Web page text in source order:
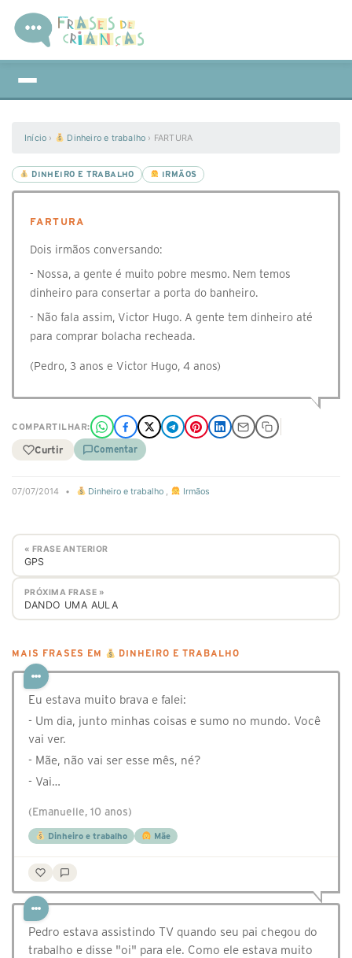
Início › Dinheiro e trabalho › FARTURA
DINHEIRO E TRABALHO IRMÃOS
FARTURA
Dois irmãos conversando:
- Nossa, a gente é muito pobre mesmo. Nem temos
dinheiro para consertar a porta do banheiro.
- Não fala assim, Victor Hugo. A gente tem dinheiro até
para comprar bolacha recheada.
(Pedro, 3 anos e Victor Hugo, 4 anos)
COMPARTILHAR:
Curtir Comentar
07/07/2014 • Dinheiro e trabalho , Irmãos
« FRASE ANTERIOR
GPS
PRÓXIMA FRASE »
DANDO UMA AULA
MAIS FRASES EM DINHEIRO E TRABALHO
Eu estava muito brava e falei:
- Um dia, junto minhas coisas e sumo no mundo. Você
vai ver.
- Mãe, não vai ser esse mês, né?
- Vai…
(Emanuelle, 10 anos)
Dinheiro e trabalho Mãe
Pedro estava assistindo TV quando seu pai chegou do
trabalho e disse "oi" para ele. Como ele estava muito